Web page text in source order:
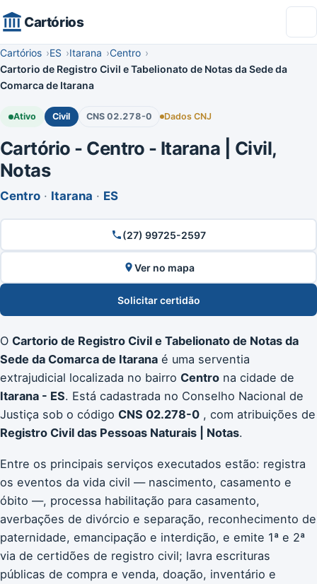
Cartórios
Cartórios ES Itarana
Centro
Cartorio de Registro Civil e Tabelionato de Notas da Sede da
Comarca de Itarana
Ativo Civil CNS 02.278-0 Dados CNJ
Cartório - Centro - Itarana | Civil,
Notas
Centro · Itarana · ES
(27) 99725-2597
Ver no mapa
Solicitar certidão
O Cartorio de Registro Civil e Tabelionato de Notas da
Sede da Comarca de Itarana é uma serventia
extrajudicial localizada no bairro Centro na cidade de
Itarana - ES. Está cadastrada no Conselho Nacional de
Justiça sob o código CNS 02.278-0 , com atribuições de
Registro Civil das Pessoas Naturais | Notas.
Entre os principais serviços executados estão: registra
os eventos da vida civil — nascimento, casamento e
óbito —, processa habilitação para casamento,
averbações de divórcio e separação, reconhecimento de
paternidade, emancipação e interdição, e emite 1ª e 2ª
via de certidões de registro civil; lavra escrituras
públicas de compra e venda, doação, inventário e